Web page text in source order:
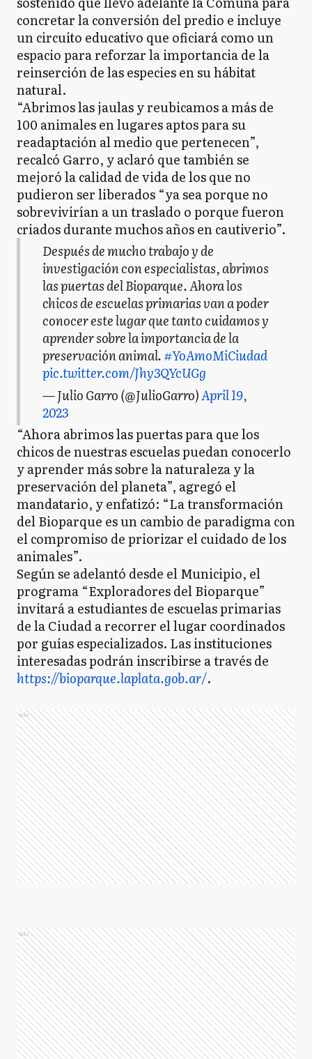
concretar la conversión del predio e incluye
un circuito educativo que oficiará como un
espacio para reforzar la importancia de la
reinserción de las especies en su hábitat
natural.
“Abrimos las jaulas y reubicamos a más de
100 animales en lugares aptos para su
readaptación al medio que pertenecen”,
recalcó Garro, y aclaró que también se
mejoró la calidad de vida de los que no
pudieron ser liberados “ya sea porque no
sobrevivirían a un traslado o porque fueron
criados durante muchos años en cautiverio”.
Después de mucho trabajo y de
investigación con especialistas, abrimos
las puertas del Bioparque. Ahora los
chicos de escuelas primarias van a poder
conocer este lugar que tanto cuidamos y
aprender sobre la importancia de la
preservación animal.#YoAmoMiCiudad
pic.twitter.com/Jhy3QYcUGg
— Julio Garro (@JulioGarro)April 19,
2023
“Ahora abrimos las puertas para que los
chicos de nuestras escuelas puedan conocerlo
y aprender más sobre la naturaleza y la
preservación del planeta”, agregó el
mandatario, y enfatizó: “La transformación
del Bioparque es un cambio de paradigma con
el compromiso de priorizar el cuidado de los
animales”.
Según se adelantó desde el Municipio, el
programa “Exploradores del Bioparque”
invitará a estudiantes de escuelas primarias
de la Ciudad a recorrer el lugar coordinados
por guías especializados. Las instituciones
interesadas podrán inscribirse a través de
https://bioparque.laplata.gob.ar/.
Ads
Ads